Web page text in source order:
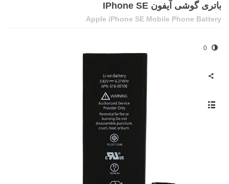
باتری گوشی آیفون IPhone SE
Apple iPhone SE Mobile Phone Battery
0